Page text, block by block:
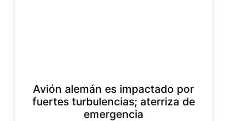
Avión alemán es impactado por
fuertes turbulencias; aterriza de
emergencia